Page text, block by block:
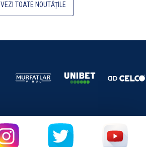
VEZI TOATE NOUTĂȚILE